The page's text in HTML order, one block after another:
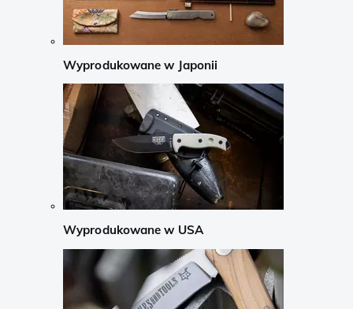
Wyprodukowane w Japonii
Wyprodukowane w USA